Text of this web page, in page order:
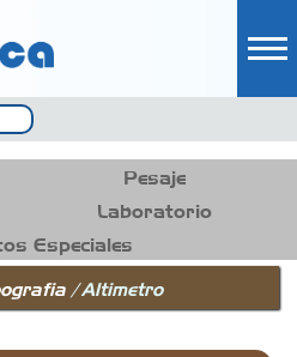
Pesaje
Laboratorio
Especiales
/ Altimetro